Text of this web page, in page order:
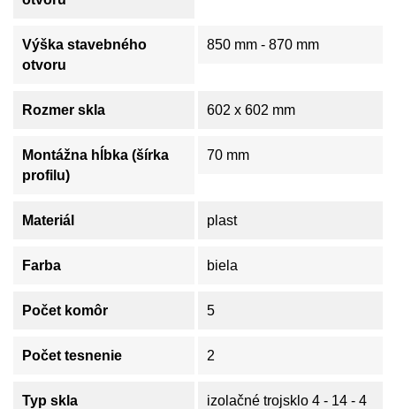
Výška stavebného
otvoru
850 mm - 870 mm
Rozmer skla 602 x 602 mm
Montážna hĺbka (šírka
profilu)
70 mm
Materiál plast
Farba biela
Počet komôr 5
Počet tesnenie 2
Typ skla
izolačné trojsklo 4 - 14 - 4